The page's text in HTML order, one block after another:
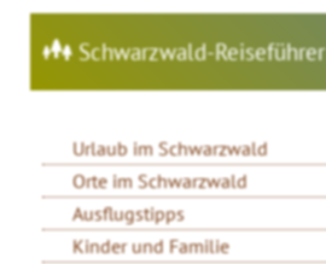
Schwarzwald-Reiseführer
Urlaub im Schwarzwald
Orte im Schwarzwald
Ausflugstipps
Kinder und Familie